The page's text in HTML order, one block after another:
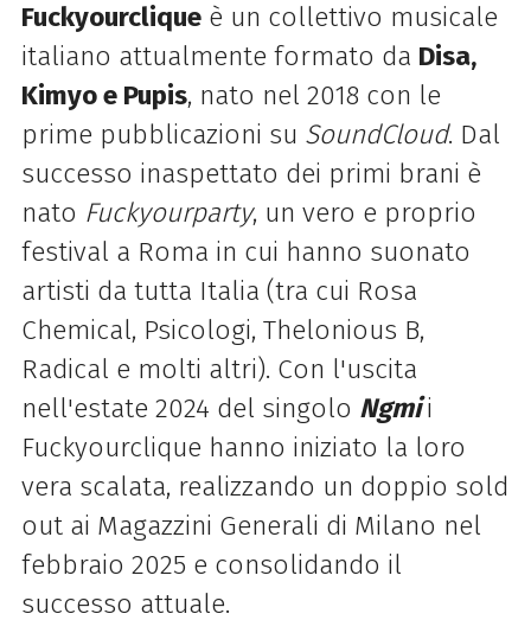
Fuckyourcliqueè un collettivo musicale
italiano attualmente formato da Disa,
Kimyo e Pupis, nato nel 2018 con le
prime pubblicazioni su SoundCloud. Dal
successo inaspettato dei primi brani è
nato Fuckyourparty, un vero e proprio
festival a Roma in cui hanno suonato
artisti da tutta Italia (tra cui Rosa
Chemical, Psicologi, Thelonious B,
Radical e molti altri). Con l'uscita
nell'estate 2024 del singolo Ngmii
Fuckyourclique hanno iniziato la loro
vera scalata, realizzando un doppio sold
out ai Magazzini Generali di Milano nel
febbraio 2025 e consolidando il
successo attuale.